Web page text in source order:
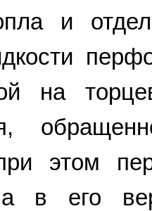
и
на
этом
в его